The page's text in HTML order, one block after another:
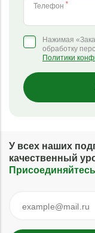
Телефон *
Нажимая
обработку
Политики
У всех наших
качественный